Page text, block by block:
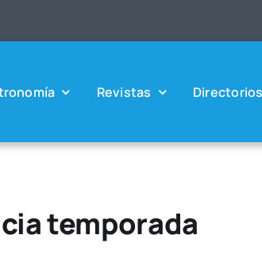
Revis­tas Direc­to­rios
temporada